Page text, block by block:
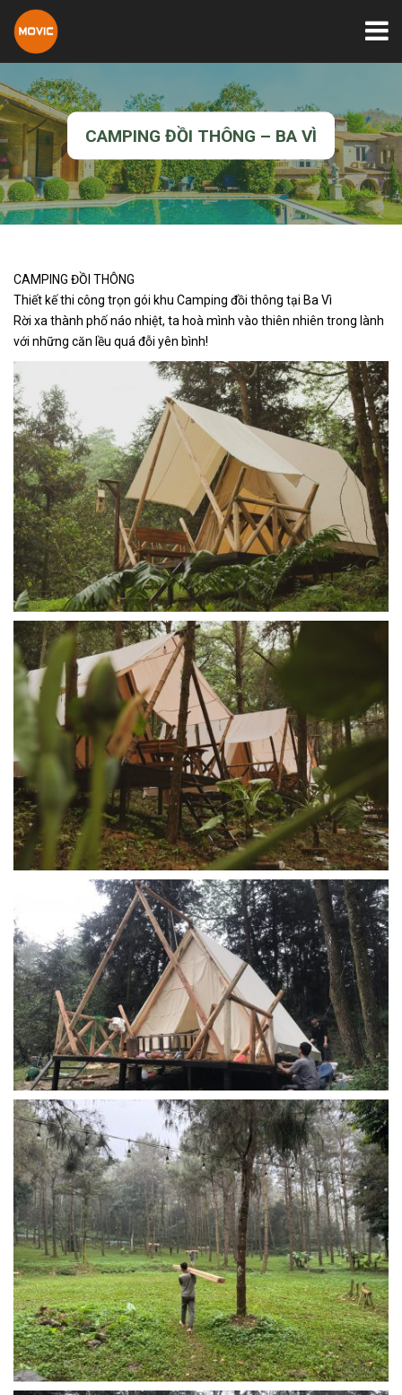
CAMPING ĐỒI THÔNG – BA VÌ
CAMPING ĐỒI THÔNG
Thiết kế thi công trọn gói khu Camping đồi thông tại Ba Vì
Rời xa thành phố náo nhiệt, ta hoà mình vào thiên nhiên trong lành
với những căn lều quá đỗi yên bình!